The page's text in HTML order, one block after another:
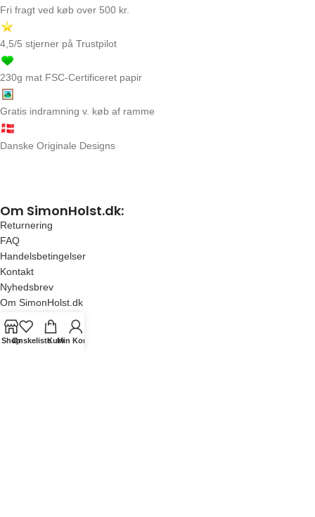
Fri fragt ved køb over 500 kr.
4,5/5 stjerner på Trustpilot
230g mat FSC-Certificeret papir
Gratis indramning v. køb af ramme
Danske Originale Designs
Om SimonHolst.dk:
Returnering
FAQ
Handelsbetingelser
Kontakt
Nyhedsbrev
Om SimonHolst.dk
ShopØnskelisteKurvMin Konto